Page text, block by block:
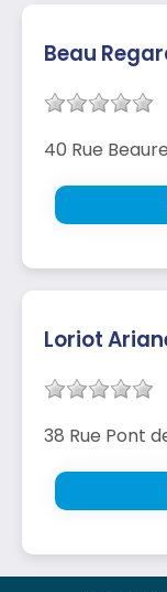
Beau
40 Rue
Loriot
38 Rue Pont